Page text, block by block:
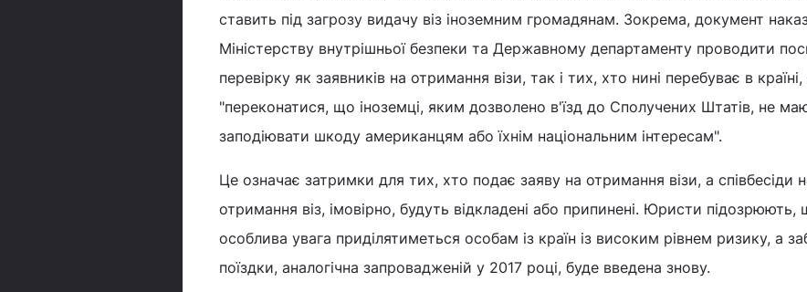
ставить під загрозу видачу віз іноземним громадянам. Зокрема, документ
Міністерству внутрішньої безпеки та Державному департаменту проводити
перевірку як заявників на отримання візи, так і тих, хто нині перебуває в
"переконатися, що іноземці, яким дозволено в'їзд до Сполучених Штатів, не
заподіювати шкоду американцям або їхнім національним інтересам".
Це означає затримки для тих, хто подає заяву на отримання візи, а співбесіди
отримання віз, імовірно, будуть відкладені або припинені. Юристи підозрюють,
особлива увага приділятиметься особам із країн із високим рівнем ризику, а
поїздки, аналогічна запровадженій у 2017 році, буде введена знову.